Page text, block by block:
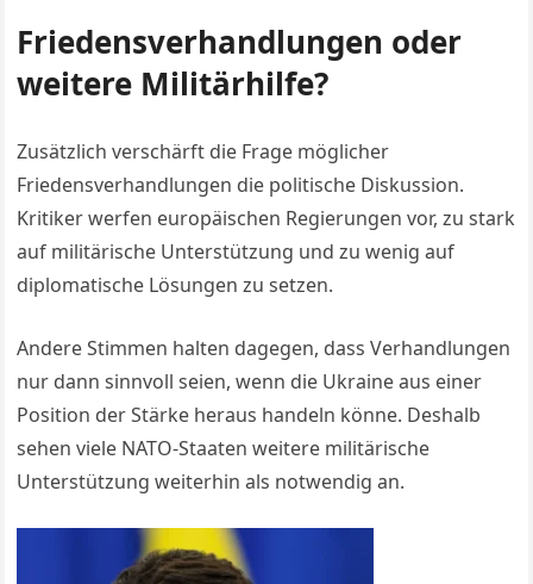
Friedensverhandlungen oder
weitere Militärhilfe?
Zusätzlich verschärft die Frage möglicher
Friedensverhandlungen die politische Diskussion.
Kritiker werfen europäischen Regierungen vor, zu stark
auf militärische Unterstützung und zu wenig auf
diplomatische Lösungen zu setzen.
Andere Stimmen halten dagegen, dass Verhandlungen
nur dann sinnvoll seien, wenn die Ukraine aus einer
Position der Stärke heraus handeln könne. Deshalb
sehen viele NATO-Staaten weitere militärische
Unterstützung weiterhin als notwendig an.